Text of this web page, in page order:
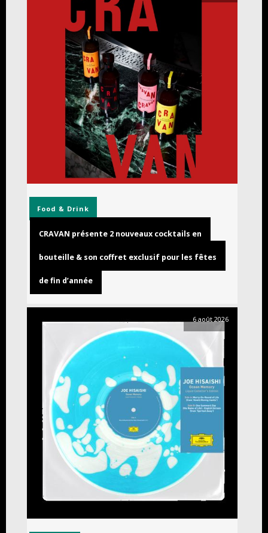
Food & Drink
CRAVAN présente 2 nouveaux cocktails en
bouteille & son coffret exclusif pour les fêtes
de fin d’année
6 août 2026